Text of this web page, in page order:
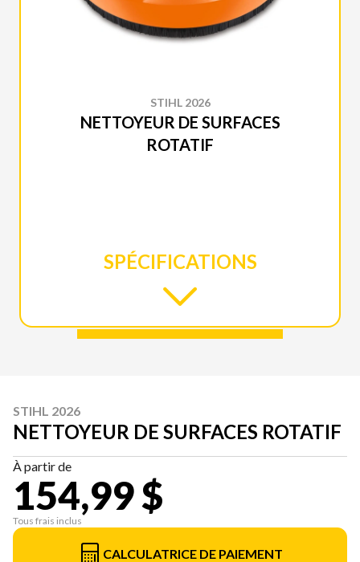
STIHL 2026
NETTOYEUR DE SURFACES
ROTATIF
SPÉCIFICATIONS
STIHL 2026
NETTOYEUR DE SURFACES ROTATIF
À partir de
154,99 $
Tous frais inclus
CALCULATRICE DE PAIEMENT